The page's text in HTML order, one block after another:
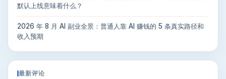
默认上线意味着什么？
2026 年 8 月 AI 副业全景：普通人靠 AI 赚钱的 5 条真实路径和
收入预期
最新评论